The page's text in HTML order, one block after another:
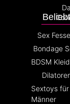
Sex
Bondage
BDSM
Sextoys für
Männer